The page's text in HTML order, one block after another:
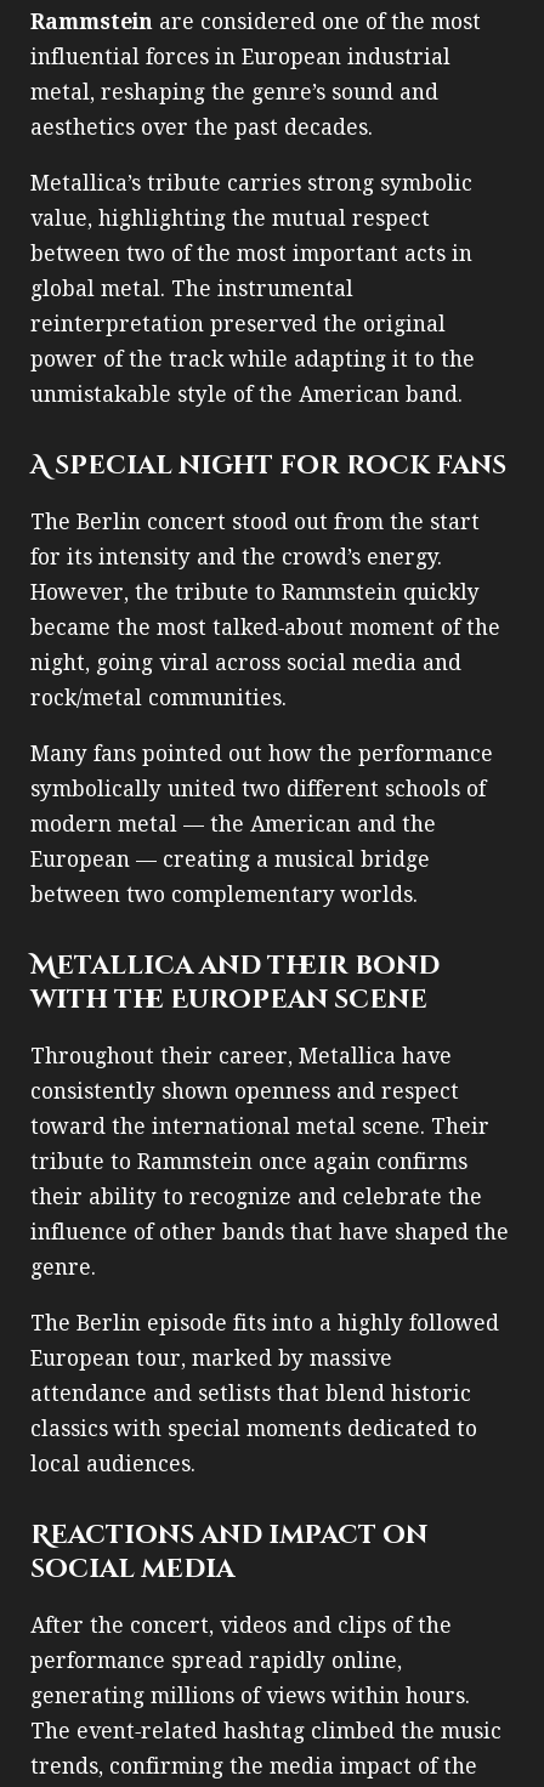
Rammstein are considered one of the most
influential forces in European industrial
metal, reshaping the genre’s sound and
aesthetics over the past decades.
Metallica’s tribute carries strong symbolic
value, highlighting the mutual respect
between two of the most important acts in
global metal. The instrumental
reinterpretation preserved the original
power of the track while adapting it to the
unmistakable style of the American band.
A special night for rock fans
The Berlin concert stood out from the start
for its intensity and the crowd’s energy.
However, the tribute to Rammstein quickly
became the most talked‑about moment of the
night, going viral across social media and
rock/metal communities.
Many fans pointed out how the performance
symbolically united two different schools of
modern metal — the American and the
European — creating a musical bridge
between two complementary worlds.
Metallica and their bond
with the European scene
Throughout their career, Metallica have
consistently shown openness and respect
toward the international metal scene. Their
tribute to Rammstein once again confirms
their ability to recognize and celebrate the
influence of other bands that have shaped the
genre.
The Berlin episode fits into a highly followed
European tour, marked by massive
attendance and setlists that blend historic
classics with special moments dedicated to
local audiences.
Reactions and impact on
social media
After the concert, videos and clips of the
performance spread rapidly online,
generating millions of views within hours.
The event‑related hashtag climbed the music
trends, confirming the media impact of the